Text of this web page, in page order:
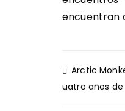
encuentran
de
Arctic
uatro años